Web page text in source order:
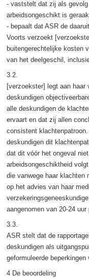
- vaststelt dat zij als
arbeidsongeschikt is
- bepaalt dat ASR de
Voorts verzoekt
buitengerechtelijke kosten
van het deelgeschil,
3.2.
[verzoekster] legt aan haar
deskundigen
alle deskundigen de
ervaart en dat zij allen
consistent
deskundigen dit
dat dit vóór het ongeval
arbeidsongeschiktheid
die vanwege haar klachten
op het advies van haar
aangenomen van 20-24 uur
3.3.
ASR stelt dat de
deskundigen als
geformuleerde beperkingen
4 De beoordeling